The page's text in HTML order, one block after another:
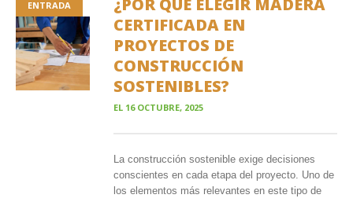
ENTRADA
¿POR QUÉ ELEGIR MADERA
CERTIFICADA EN
PROYECTOS DE
CONSTRUCCIÓN
SOSTENIBLES?
EL 16 OCTUBRE, 2025
La construcción sostenible exige decisiones
conscientes en cada etapa del proyecto. Uno de
los elementos más relevantes en este tipo de